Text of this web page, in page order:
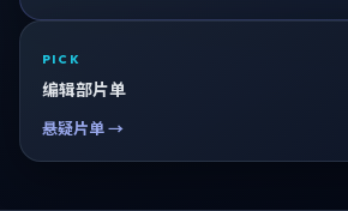
PICK
编辑部片单
悬疑片单 →